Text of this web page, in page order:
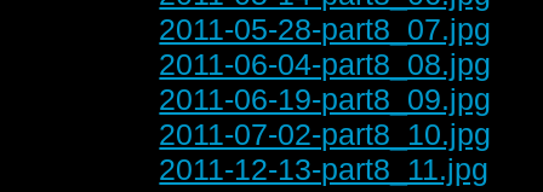
2011-05-28-part8_07.jpg
2011-06-04-part8_08.jpg
2011-06-19-part8_09.jpg
2011-07-02-part8_10.jpg
2011-12-13-part8_11.jpg